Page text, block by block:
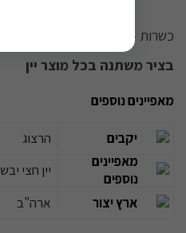
כשרות - ר' הילל וויינבערגער / OU.
בציר משתנה בכל מוצר יין
מאפיינים נוספים
יקבים
הרצוג
מאפיינים
נוספים
יין חצי יבש
ארץ יצור
ארה"ב